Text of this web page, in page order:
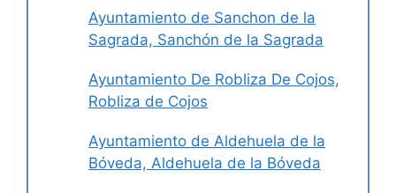
Ayuntamiento de Sanchon de la
Sagrada, Sanchón de la Sagrada
Ayuntamiento De Robliza De Cojos,
Robliza de Cojos
Ayuntamiento de Aldehuela de la
Bóveda, Aldehuela de la Bóveda